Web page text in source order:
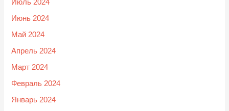
Июль 2024
Июнь 2024
Май 2024
Апрель 2024
Март 2024
Февраль 2024
Январь 2024